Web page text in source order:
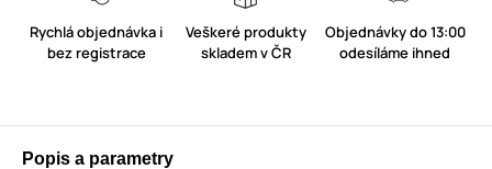
Rychlá objednávka i
bez registrace
Veškeré produkty
skladem v ČR
Objednávky do 13:00
odesíláme ihned
Popis a parametry